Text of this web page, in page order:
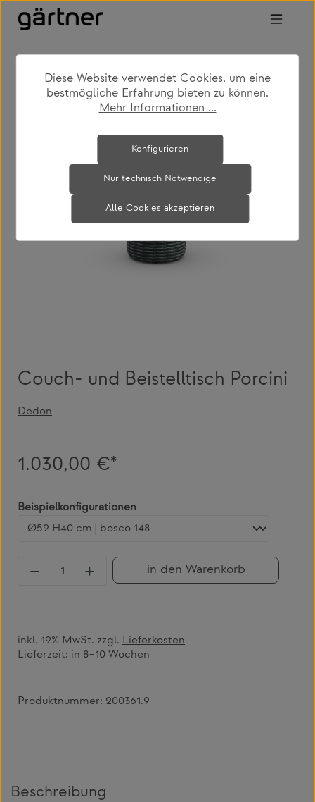
Zum Hauptinhalt springen
shop produkte
outdoor
gartencouch- & beistelltische
Bildergalerie überspringen
Couch- und Beistelltisch Porcini
Dedon
1.030,00 €*
Beispielkonfigurationen
Produkt Anzahl: Gib den gewünschten
in den Warenkorb
inkl. 19% MwSt. zzgl. Lieferkosten
Lieferzeit: in 8–10 Wochen
Produktnummer: 200361.9
Beschreibung
Diese Website verwendet Cookies, um eine
bestmögliche Erfahrung bieten zu können.
Mehr Informationen ...
Nur technisch Notwendige
Konfigurieren
Alle Cookies akzeptieren